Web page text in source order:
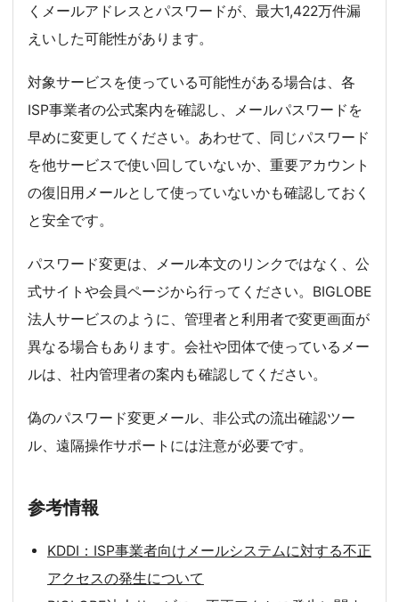
くメールアドレスとパスワードが、最大1,422万件漏
えいした可能性があります。
対象サービスを使っている可能性がある場合は、各
ISP事業者の公式案内を確認し、メールパスワードを
早めに変更してください。あわせて、同じパスワード
を他サービスで使い回していないか、重要アカウント
の復旧用メールとして使っていないかも確認しておく
と安全です。
パスワード変更は、メール本文のリンクではなく、公
式サイトや会員ページから行ってください。BIGLOBE
法人サービスのように、管理者と利用者で変更画面が
異なる場合もあります。会社や団体で使っているメー
ルは、社内管理者の案内も確認してください。
偽のパスワード変更メール、非公式の流出確認ツー
ル、遠隔操作サポートには注意が必要です。
参考情報
KDDI：ISP事業者向けメールシステムに対する不正
アクセスの発生について